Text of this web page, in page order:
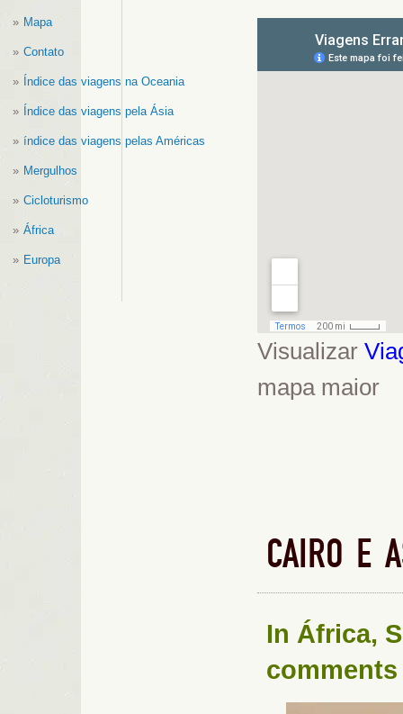
Mapa
Contato
Índice das viagens na Oceania
Índice das viagens pela Ásia
índice das viagens pelas Américas
Mergulhos
Cicloturismo
África
Europa
Visualizar
mapa maior
CAIRO E
In África,
comments